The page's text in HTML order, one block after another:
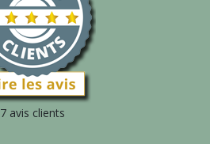
7 avis clients